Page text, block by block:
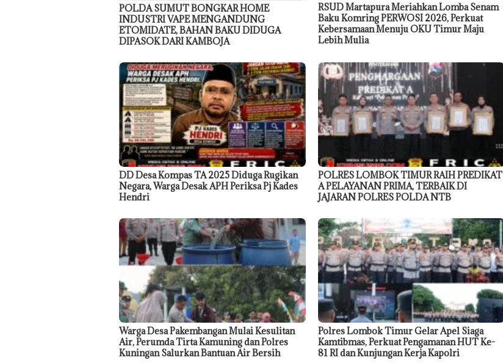
POLDA SUMUT BONGKAR HOME
INDUSTRI VAPE MENGANDUNG
ETOMIDATE, BAHAN BAKU DIDUGA
DIPASOK DARI KAMBOJA
RSUD Martapura Meriahkan Lomba Senam
Baku Komring PERWOSI 2026, Perkuat
Kebersamaan Menuju OKU Timur Maju
Lebih Mulia
DD Desa Kompas TA 2025 Diduga Rugikan
Negara, Warga Desak APH Periksa Pj Kades
Hendri
POLRES LOMBOK TIMUR RAIH PREDIKAT
A PELAYANAN PRIMA, TERBAIK DI
JAJARAN POLRES POLDA NTB
Warga Desa Pakembangan Mulai Kesulitan
Air, Perumda Tirta Kamuning dan Polres
Kuningan Salurkan Bantuan Air Bersih
Polres Lombok Timur Gelar Apel Siaga
Kamtibmas, Perkuat Pengamanan HUT Ke-
81 RI dan Kunjungan Kerja Kapolri